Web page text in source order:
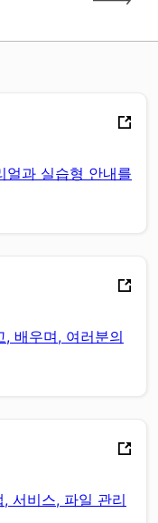
얼과 실습형 안내를
배우며, 여러분의
서비스, 파일 관리